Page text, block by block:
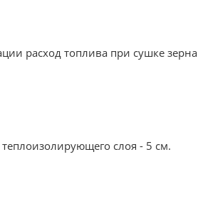
расход топлива при сушке зерна
слоя - 5 см.